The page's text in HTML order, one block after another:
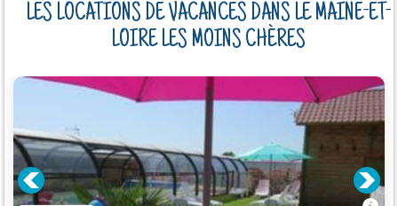
LES LOCATIONS DE VACANCES DANS LE MAINE-ET-
LOIRE LES MOINS CHÈRES